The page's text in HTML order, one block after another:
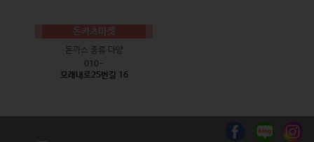
돈카츠마켓
돈까스 종류 다양
010-
모래내로25번길 16